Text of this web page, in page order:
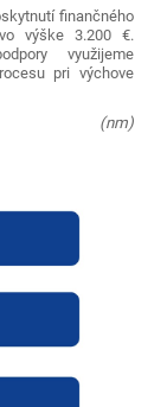
finančného
výške 3.200 €.
využijeme
pri výchove
(nm)